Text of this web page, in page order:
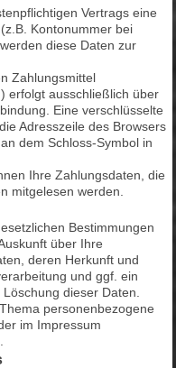
Vertrags eine
Kontonummer bei
diese Daten zur
Zahlungsmittel
erfolgt ausschließlich über
Eine verschlüsselte
Adresszeile des Browsers
dem Schloss-Symbol in
Ihre Zahlungsdaten, die
mitgelesen werden.
Bestimmungen
über Ihre
deren Herkunft und
und ggf. ein
dieser Daten.
personenbezogene
im Impressum